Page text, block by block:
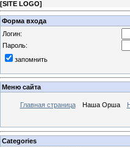
[SITE LOGO]
Форма входа
Логин:
Пароль:
запомнить
Меню сайта
Главная страница Наша Орша
Categories